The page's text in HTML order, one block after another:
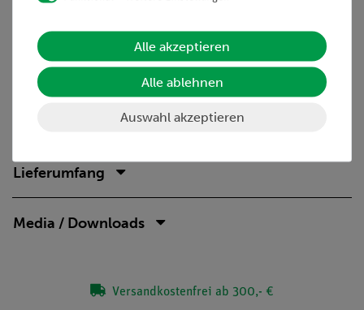
Vorteile
Echtes Stativmaterial für besonders stabilen und damit
Schülergerechte Anleitungen inklusive Protokollfragen
Lieferumfang
Media / Downloads
Versandkostenfrei ab 300,- €
Alle akzeptieren
Alle ablehnen
Auswahl akzeptieren